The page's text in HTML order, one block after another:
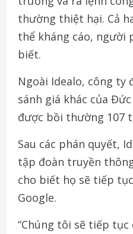
thường thiệt hại. Cả
thể kháng cáo, người
biết.
Ngoài Idealo, công ty
sánh giá khác của
được bồi thường 107
Sau các phán quyết,
tập đoàn truyền
cho biết họ sẽ tiếp
Google.
“Chúng tôi sẽ tiếp tục